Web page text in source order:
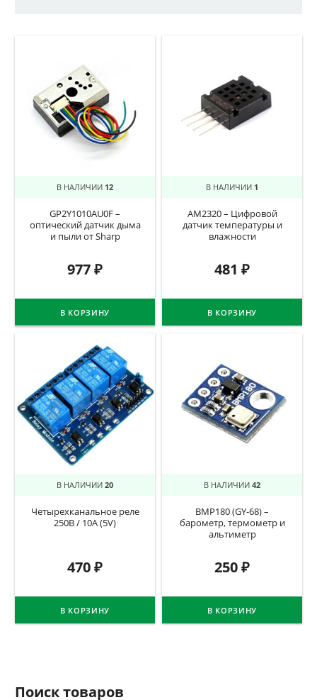
В НАЛИЧИИ 12
GP2Y1010AU0F –
оптический датчик дыма
и пыли от Sharp
977₽
В КОРЗИНУ
В НАЛИЧИИ 1
AM2320 – Цифровой
датчик температуры и
влажности
481 ₽
В КОРЗИНУ
В НАЛИЧИИ 20
Четырехканальное реле
250В / 10А (5V)
470₽
В КОРЗИНУ
В НАЛИЧИИ 42
BMP180 (GY-68) –
барометр, термометр и
альтиметр
250₽
В КОРЗИНУ
Поиск товаров